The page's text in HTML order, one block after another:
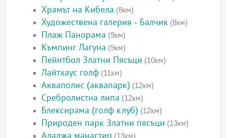
Храмът на Кибела (8км)
Художествена галерия - Балчик (8км)
Плаж Панорама (9км)
Къмпинг Лагуна (9км)
Пейнтбол Златни Пясъци (10км)
Лайтхаус голф (11км)
Акваполис (аквапарк) (12км)
Сребролистна липа (12км)
Блексирама (голф клуб) (12км)
Природен парк Златни пясъци (13км)
Аладжа манастир (13км)